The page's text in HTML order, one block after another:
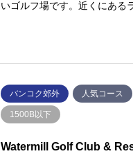
いゴルフ場です。近くにある
バンコク郊外 ⼈気コース
1500B以下
Watermill Golf Club &